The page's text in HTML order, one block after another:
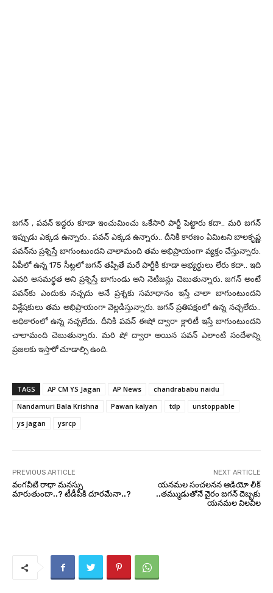
జగన్ , పవన్ ఇద్దరు కూడా ఇంచుమించు ఒకేసారి పార్టీ పెట్టారు కదా.. మరి జగన్
ఇప్పుడు ఎక్కడ ఉన్నారు.. పవన్ ఎక్కడ ఉన్నారు.. దీనికి కారణం ఏమిటని బాలకృష్ణ
పవన్‌ను ప్రశ్నిస్తే బాగుంటుందని చాలామంది తమ అభిప్రాయంగా వ్యక్తం చేస్తున్నారు.
ఏపీలో ఉన్న 175 సీట్లలో జగన్ తప్పితే మరే పార్టీకి కూడా అభ్యర్థులు లేరు కదా.. ఇది
ఎవరి అసమర్థత అని ప్రశ్నిస్తే బాగుండు అని నెటిజన్లు చెబుతున్నారు. జగన్ అంటే
పవన్‌కు ఎందుకు నచ్చదు అనే ప్రశ్నకు సమాధానం ఇస్తే చాలా బాగుంటుందని
విశ్లేషకులు తమ అభిప్రాయంగా వెల్లడిస్తున్నారు. జగన్ ప్రతిపక్షంలో ఉన్న నచ్చలేదు..
అధికారంలో ఉన్న నచ్చలేదు. దీనికి పవన్ ఈషో ద్వారా క్లారిటీ ఇస్తే బాగుంటుందని
చాలామంది చెబుతున్నారు. మరి షో ద్వారా అయిన పవన్ ఎలాంటి సందేశాన్ని
ప్రజలకు ఇస్తారో చూడాల్సి ఉంది.
TAGS AP CM YS Jagan AP News
chandrababu naidu
Nandamuri Bala Krishna
Pawan kalyan tdp
unstoppable
ys jagan
ysrcp
PREVIOUS ARTICLE
వంగవీటి రాధా మనస్సు
మారుతుందా..? టీడీపీకి దూరమేనా..?
NEXT ARTICLE
య‌న‌మ‌ల సంచలనన ఆడియో లీక్
..తమ్ముడుతోనే వైరం జగన్ దెబ్బకు
య‌న‌మ‌ల విలవిల